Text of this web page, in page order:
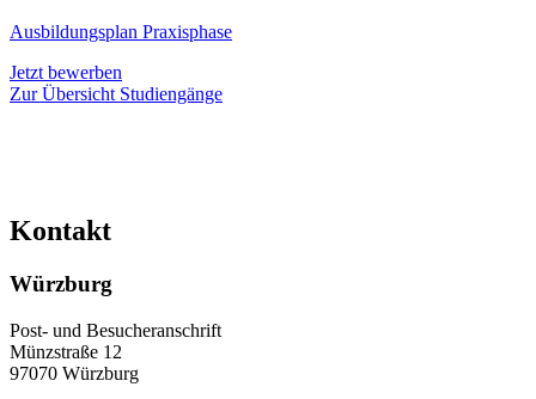
Ausbildungsplan Praxisphase
Jetzt bewerben
Zur Übersicht Studiengänge
Kontakt
Würzburg
Post- und Besucheranschrift
Münzstraße 12
97070 Würzburg